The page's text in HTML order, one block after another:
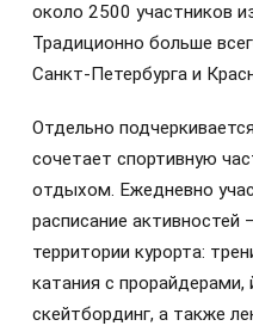
около 2500 участников
Традиционно больше
Санкт-Петербурга и
Отдельно
сочетает спортивную
отдыхом. Ежедневно
расписание активностей
территории курорта:
катания с прорайдерами,
скейтбординг, а также